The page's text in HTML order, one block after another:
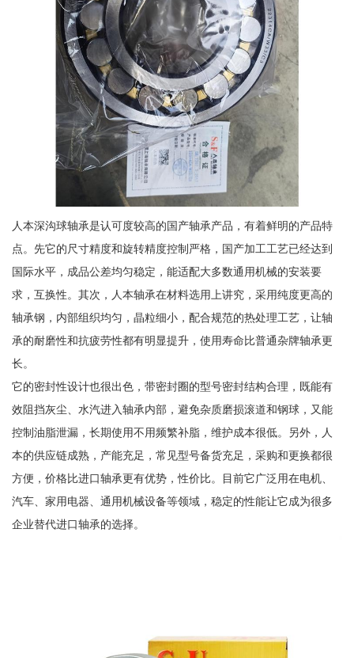
人本深沟球轴承是认可度较高的国产轴承产品，有着鲜明的产品特
点。先它的尺寸精度和旋转精度控制严格，国产加工工艺已经达到
国际水平，成品公差均匀稳定，能适配大多数通用机械的安装要
求，互换性。其次，人本轴承在材料选用上讲究，采用纯度更高的
轴承钢，内部组织均匀，晶粒细小，配合规范的热处理工艺，让轴
承的耐磨性和抗疲劳性都有明显提升，使用寿命比普通杂牌轴承更
长。
它的密封性设计也很出色，带密封圈的型号密封结构合理，既能有
效阻挡灰尘、水汽进入轴承内部，避免杂质磨损滚道和钢球，又能
控制油脂泄漏，长期使用不用频繁补脂，维护成本很低。另外，人
本的供应链成熟，产能充足，常见型号备货充足，采购和更换都很
方便，价格比进口轴承更有优势，性价比。目前它广泛用在电机、
汽车、家用电器、通用机械设备等领域，稳定的性能让它成为很多
企业替代进口轴承的选择。